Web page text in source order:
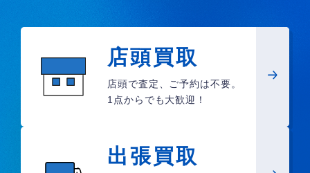
店頭買取
店頭で査定、ご予約は不要。
1点からでも大歓迎！
出張買取